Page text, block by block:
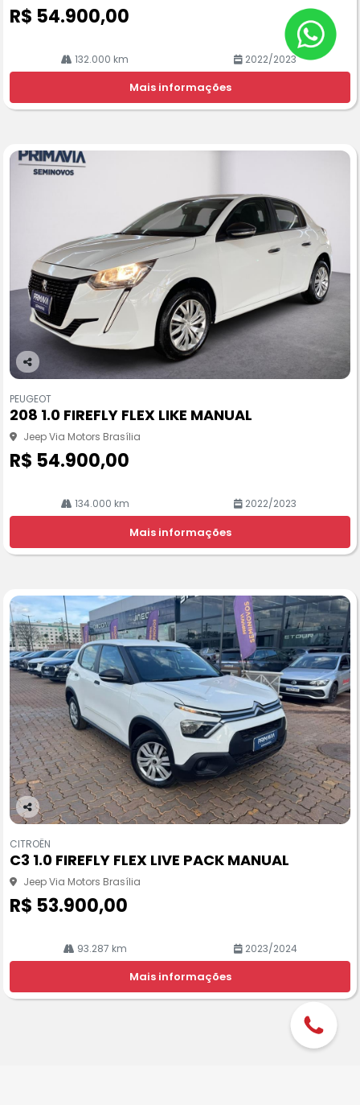
R$ 54.900,00
132.000 km 2022/2023
Mais informações
Co
pa
rtil
he
PEUGEOT
208 1.0 FIREFLY FLEX LIKE MANUAL
Jeep Via Motors Brasília
R$ 54.900,00
134.000 km 2022/2023
Mais informações
Co
pa
rtil
he
CITROËN
C3 1.0 FIREFLY FLEX LIVE PACK MANUAL
Jeep Via Motors Brasília
R$ 53.900,00
93.287 km 2023/2024
Mais informações